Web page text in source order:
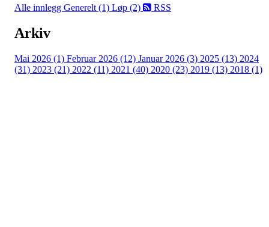
Alle innlegg Generelt (1) Løp (2) RSS
Arkiv
Mai 2026 (1) Februar 2026 (12) Januar 2026 (3) 2025 (13) 2024
(31) 2023 (21) 2022 (11) 2021 (40) 2020 (23) 2019 (13) 2018 (1)